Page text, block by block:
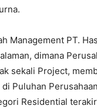
Management PT.
dimana
sekali Project,
Puluhan
Residential